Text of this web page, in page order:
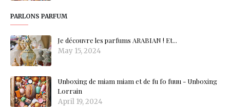
PARLONS PARFUM
Je découvre les parfums ARABIAN ! Et...
May 15, 2024
Unboxing de miam miam et de fu fo fuuu - Unboxing
Lorrain
April 19, 2024